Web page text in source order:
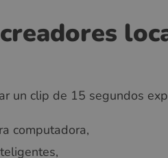
un clip de 15 segundos
computadora,